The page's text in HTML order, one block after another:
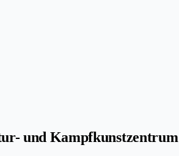
und Kampfkunstzentrum